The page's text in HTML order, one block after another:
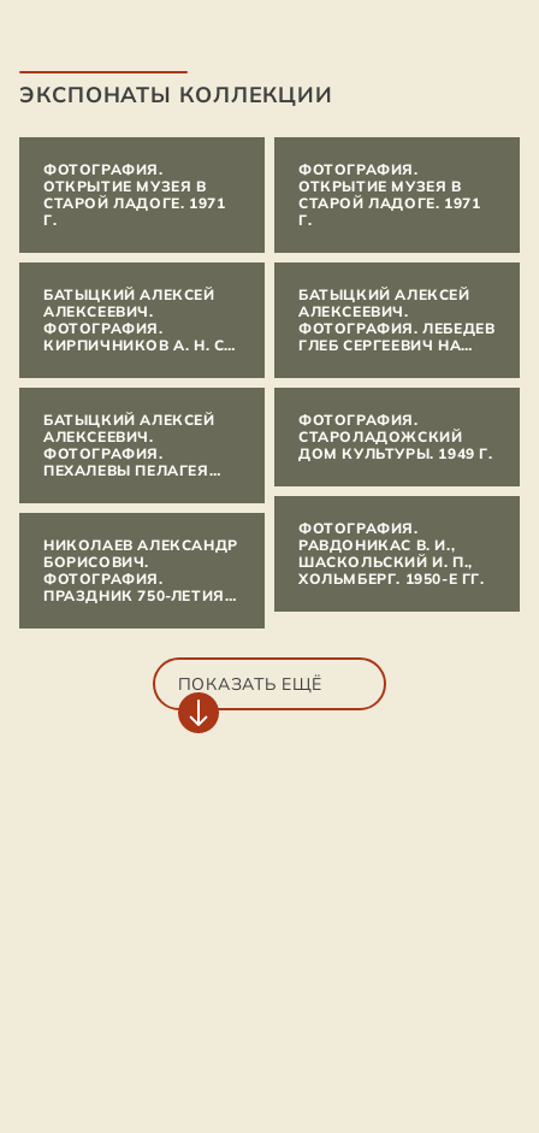
ЭКСПОНАТЫ КОЛЛЕКЦИИ
ФОТОГРАФИЯ.
ОТКРЫТИЕ МУЗЕЯ В
СТАРОЙ ЛАДОГЕ. 1971
Г.
ФОТОГРАФИЯ.
ОТКРЫТИЕ МУЗЕЯ В
СТАРОЙ ЛАДОГЕ. 1971
Г.
БАТЫЦКИЙ АЛЕКСЕЙ
АЛЕКСЕЕВИЧ.
ФОТОГРАФИЯ.
КИРПИЧНИКОВ А. Н. СО
ИСТОРИЧЕСКОГО
ЛАДОЖСКОЙ
КРЕПОСТИ. 1989 Г.
БАТЫЦКИЙ АЛЕКСЕЙ
АЛЕКСЕЕВИЧ.
ФОТОГРАФИЯ. ЛЕБЕДЕВ
ГЛЕБ СЕРГЕЕВИЧ НА
КУПАЛЫ В СТАРОЙ
БАТЫЦКИЙ АЛЕКСЕЙ
АЛЕКСЕЕВИЧ.
ФОТОГРАФИЯ.
ПЕХАЛЕВЫ ПЕЛАГЕЯ
АЛЕКСЕЙ СТЕПАНОВИЧ
ДЕРЕВНИ ВЕРХОВИНА.
27 ИЮЛЯ 1990 Г.
ФОТОГРАФИЯ.
СТАРОЛАДОЖСКИЙ
ДОМ КУЛЬТУРЫ. 1949 Г.
ФОТОГРАФИЯ.
РАВДОНИКАС В. И.,
ШАСКОЛЬСКИЙ И. П.,
ХОЛЬМБЕРГ. 1950-Е ГГ.
НИКОЛАЕВ АЛЕКСАНДР
БОРИСОВИЧ.
ФОТОГРАФИЯ.
ПРАЗДНИК 750-ЛЕТИЯ
СТАРОЙ ЛАДОГЕ. 10
ПОКАЗАТЬ ЕЩЁ